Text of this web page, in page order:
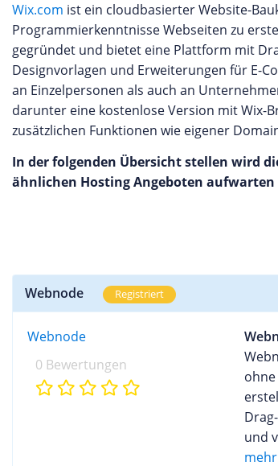
Wix.com ist ein cloudbasierter Website-
Programmierkenntnisse Webseiten zu
gegründet und bietet eine Plattform mit
Designvorlagen und Erweiterungen für E-
an Einzelpersonen als auch an
darunter eine kostenlose Version mit Wix-
zusätzlichen Funktionen wie eigener
In der folgenden Übersicht stellen wird
ähnlichen Hosting Angeboten
Webnode Registriert
Webnode
0 Bewertungen
und